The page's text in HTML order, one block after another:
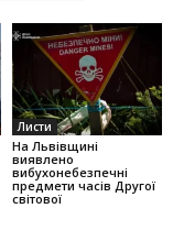
Листи
На Львівщині
виявлено
вибухонебезпечні
предмети часів Другої
світової